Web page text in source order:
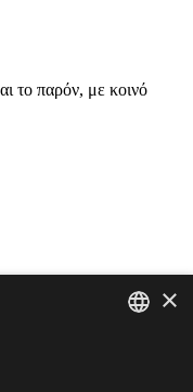
το παρόν, με κοινό
×